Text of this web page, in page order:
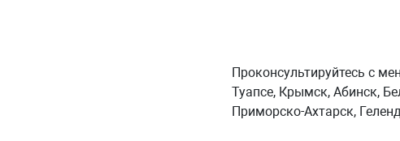
Проконсультируйтесь с
Туапсе, Крымск, Абинск,
Приморско-Ахтарск,